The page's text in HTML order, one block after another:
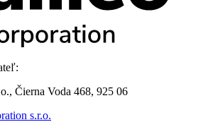
Čierna Voda 468, 925 06
s.r.o.